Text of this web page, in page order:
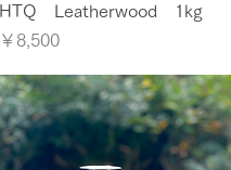
クイックビュー
HTQ Leatherwood 1kg
価格
￥8,500